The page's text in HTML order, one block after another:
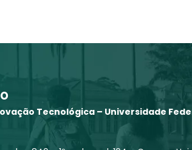
Tecnológica – Universidade